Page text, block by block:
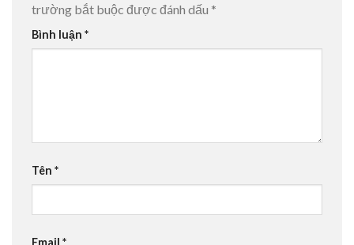
trường bắt buộc được đánh dấu *
Bình luận *
Tên *